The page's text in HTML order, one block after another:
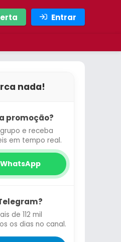
Entrar
nada!
promoção?
e receba
em tempo real.
de 112 mil
os dias no canal.